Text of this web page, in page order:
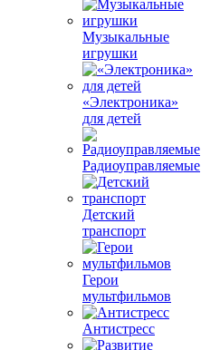
Музыкальные
игрушки
«Электроника»
для детей
Радиоуправляемые
Детский
транспорт
Герои
мультфильмов
Антистресс